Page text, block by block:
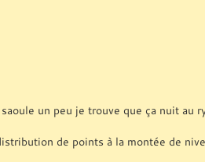
un peu je trouve que ça nuit au
de points à la montée de